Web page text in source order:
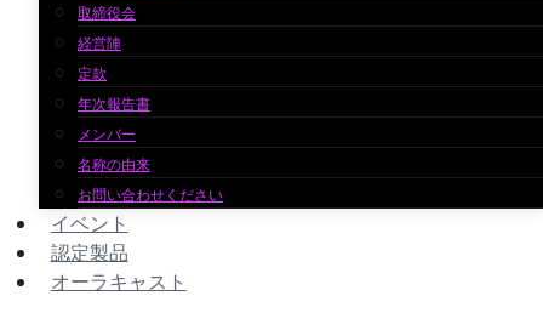
取締役会
経営陣
定款
年次報告書
メンバー
名称の由来
お問い合わせください
イベント
認定製品
オーラキャスト